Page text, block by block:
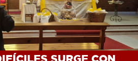
SURGE CON